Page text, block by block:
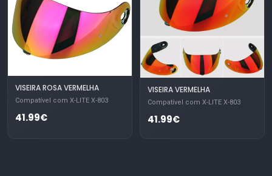
VISEIRA ROSA VERMELHA
Compatível com X-LITE X-803
41.99€
VISEIRA VERMELHA
Compatível com X-LITE X-803
41.99€